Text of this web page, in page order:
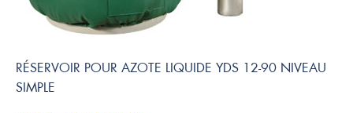
RÉSERVOIR POUR AZOTE LIQUIDE YDS 12-90 NIVEAU
SIMPLE